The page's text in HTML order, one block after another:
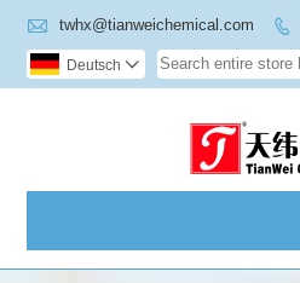
 twhx@tianweichemical.com 
Deutsch 